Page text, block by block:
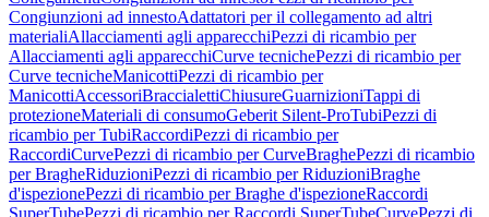
Congiunzioni ad innestoAdattatori per il collegamento ad altri
materialiAllacciamenti agli apparecchiPezzi di ricambio per
Allacciamenti agli apparecchiCurve tecnichePezzi di ricambio per
Curve tecnicheManicottiPezzi di ricambio per
ManicottiAccessoriBraccialettiChiusureGuarnizioniTappi di
protezioneMateriali di consumoGeberit Silent-ProTubiPezzi di
ricambio per TubiRaccordiPezzi di ricambio per
RaccordiCurvePezzi di ricambio per CurveBraghePezzi di ricambio
per BragheRiduzioniPezzi di ricambio per RiduzioniBraghe
d'ispezionePezzi di ricambio per Braghe d'ispezioneRaccordi
SuperTubePezzi di ricambio per Raccordi SuperTubeCurvePezzi di